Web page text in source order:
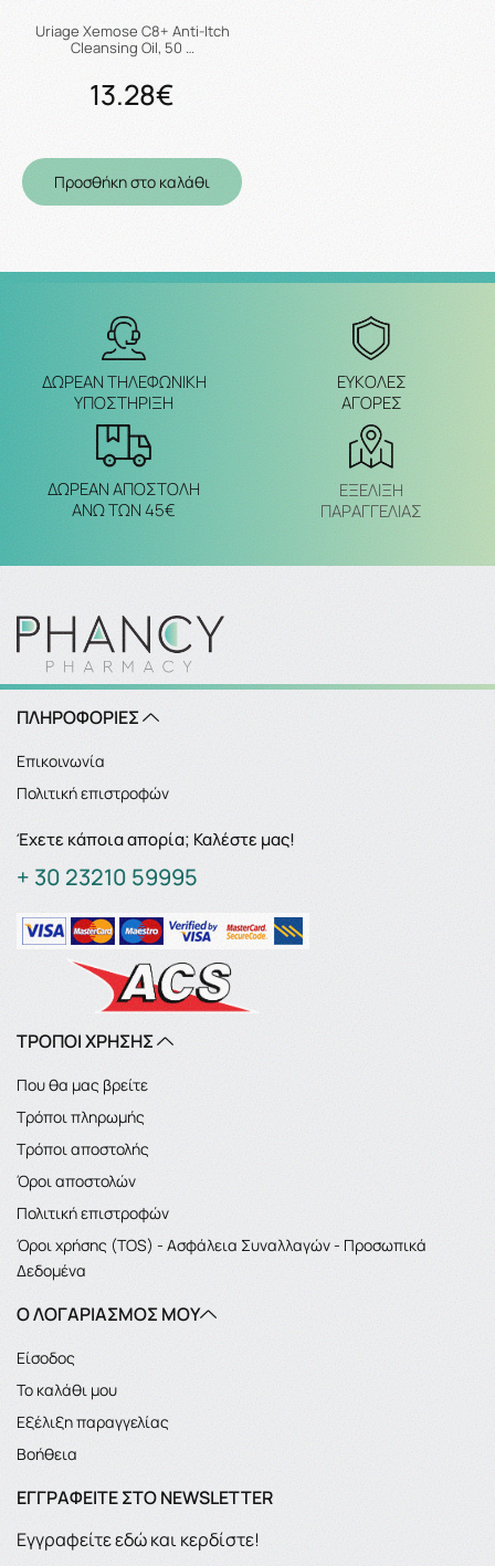
Uriage Xemose C8+ Anti-Itch
Cleansing Oil, 50 …
13.28€
Προσθήκη στο καλάθι
ΔΩΡΕΑΝ ΤΗΛΕΦΩΝΙΚΗ
ΥΠΟΣΤΗΡΙΞΗ
ΕΥΚΟΛΕΣ
ΑΓΟΡΕΣ
ΔΩΡΕΑΝ ΑΠΟΣΤΟΛΗ
ΑΝΩ ΤΩΝ 45€
ΕΞΈΛΙΞΗ
ΠΑΡΑΓΓΕΛΙΑΣ
ΠΛΗΡΟΦΟΡΙΕΣ
Επικοινωνία
Πολιτική επιστροφών
Έχετε κάποια απορία; Καλέστε μας!
+ 30 23210 59995
ΤΡΟΠΟΙ ΧΡΗΣΗΣ
Που θα μας βρείτε
Τρόποι πληρωμής
Τρόποι αποστολής
Όροι αποστολών
Πολιτική επιστροφών
Όροι χρήσης (TOS) - Ασφάλεια Συναλλαγών - Προσωπικά
Δεδομένα
Ο ΛΟΓΑΡΙΑΣΜΌΣ ΜΟΥ
Είσοδος
Το καλάθι μου
Εξέλιξη παραγγελίας
Βοήθεια
ΕΓΓΡΑΦΕΊΤΕ ΣΤΟ NEWSLETTER
Εγγραφείτε εδώ και κερδίστε!